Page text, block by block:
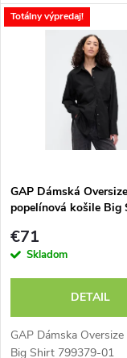
u
v
u
v
Totálny výpredaj!
GAP Dámská Oversize
popelínová košile Big
€71
Skladom
DETAIL
GAP Dámska Oversize
Big Shirt 799379-01